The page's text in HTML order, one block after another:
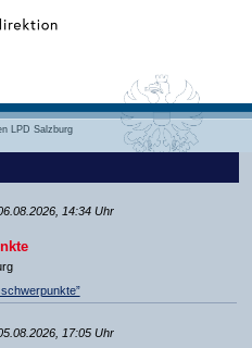
LPD Salzburg
14:34 Uhr
17:05 Uhr